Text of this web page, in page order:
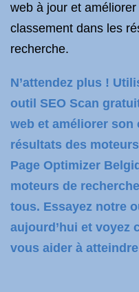
web à jour et
classement dans les
recherche.
N’attendez plus !
outil SEO Scan
web et améliorer son
résultats des
Page Optimizer
moteurs de
tous. Essayez notre
aujourd’hui et voyez
vous aider à